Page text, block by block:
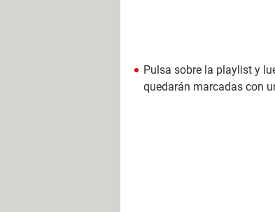
Pulsa sobre la playlist y
quedarán marcadas con